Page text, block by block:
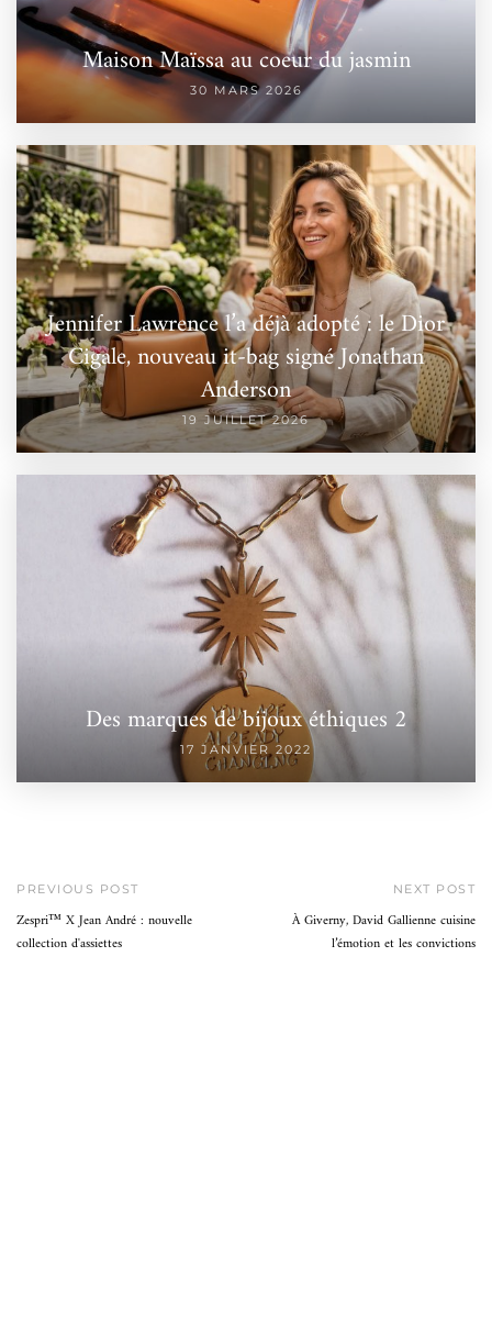
Maison Maïssa au coeur du jasmin
30 MARS 2026
Jennifer Lawrence l’a déjà adopté : le Dior
Cigale, nouveau it-bag signé Jonathan
Anderson
19 JUILLET 2026
Des marques de bijoux éthiques 2
17 JANVIER 2022
PREVIOUS POST
Zespri™ X Jean André : nouvelle
collection d'assiettes
NEXT POST
À Giverny, David Gallienne cuisine
l’émotion et les convictions